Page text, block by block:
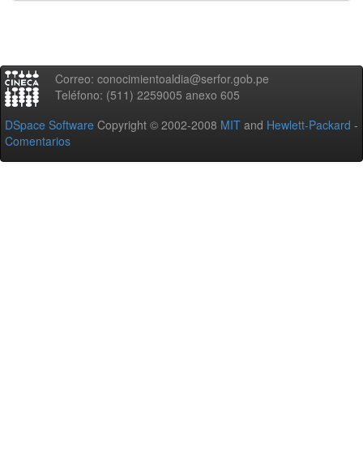
Correo: conocimientoaldia@serfor.gob.pe
Teléfono: (511) 2259005 anexo 605
DSpace Software Copyright © 2002-2008 MIT and Hewlett-Packard -
Comentarios